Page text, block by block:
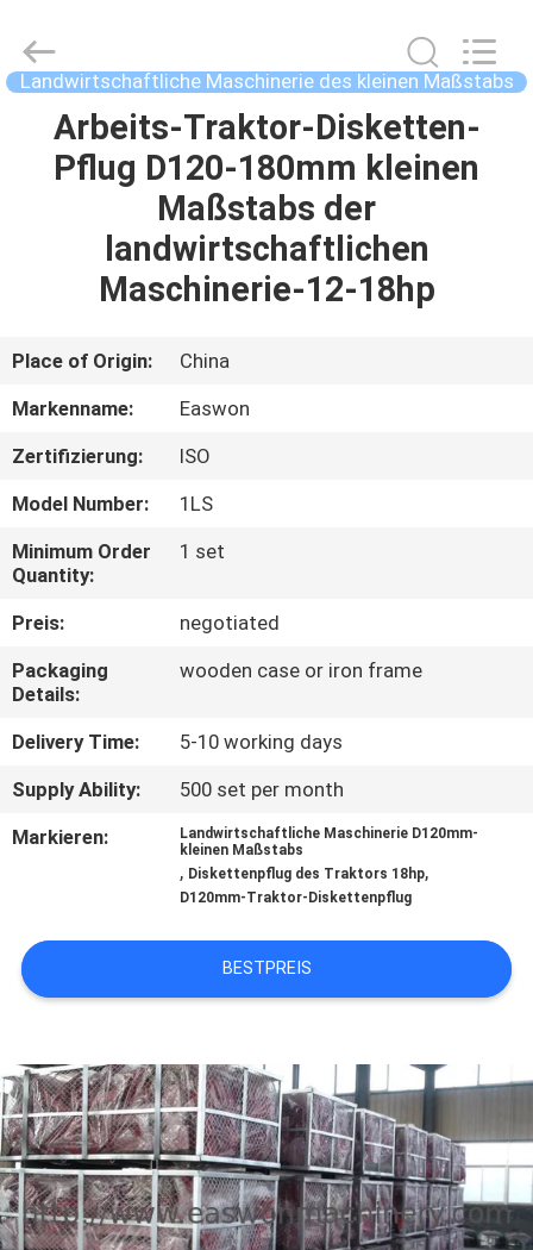
HAUS
PRODUKTE
FABRIK-
QUALITÄTSKONTROLLE
TRETEN
SIE
MIT
UNS
IN
VERBINDUNG
NACHRICHTEN
FORDERN
SIE EIN
SITEMAP
PRIVACY
POLICY
Export
Co.,
Ltd..Landwirtschaftliche Maschinerie des kleinen Maßstabs
Arbeits-Traktor-Disketten-
Pflug D120-180mm kleinen
Maßstabs der
landwirtschaftlichen
Maschinerie-12-18hp
Place of Origin:
China
Markenname:
Easwon
Zertifizierung:
ISO
Model Number:
1LS
Minimum Order
Quantity:
1 set
Preis:
negotiated
Packaging
Details:
wooden case or iron frame
Delivery Time:
5-10 working days
Supply Ability:
500 set per month
Markieren:
Landwirtschaftliche Maschinerie D120mm-
kleinen Maßstabs
, Diskettenpflug des Traktors 18hp,
D120mm-Traktor-Diskettenpflug
BESTPREIS